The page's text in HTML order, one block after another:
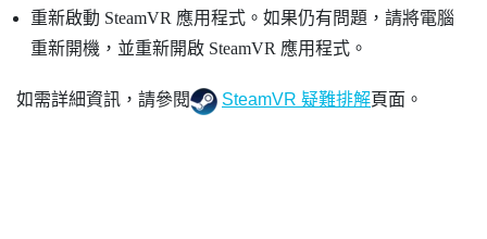
重新啟動 SteamVR 應用程式。如果仍有問題，請將電腦
重新開機，並重新開啟 SteamVR 應用程式。
如需詳細資訊，請參閱 SteamVR 疑難排解頁面。